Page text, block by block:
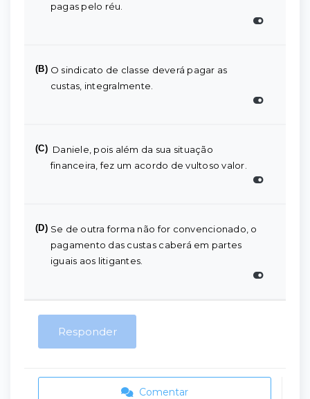
pagas pelo réu.
(B) O sindicato de classe deverá pagar as
custas, integralmente.
(C) Daniele, pois além da sua situação
financeira, fez um acordo de vultoso valor.
(D) Se de outra forma não for convencionado, o
pagamento das custas caberá em partes
iguais aos litigantes.
Responder
Comentar